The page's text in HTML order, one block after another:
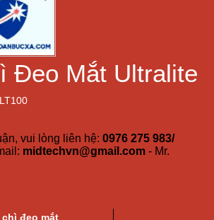
Đeo Mắt Ultralite
vui lòng liên hệ: 0976 275 983/
midtechvn@gmail.com - Mr.
chì đeo mắt